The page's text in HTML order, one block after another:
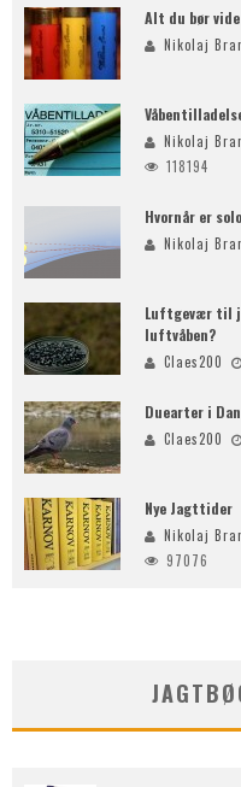
Alt du bør
Nikolaj
Nikolaj
118194
Hvornår er
Nikolaj
Luftgevær til
luftvåben?
Claes200
Duearter i
Claes200
Nye Jagttider
Nikolaj
97076